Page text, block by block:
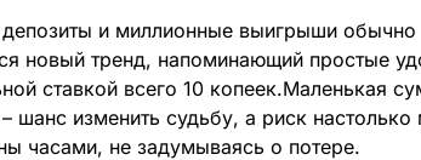
депозиты и миллионные выигрыши обычно
новый тренд, напоминающий простые
ставкой всего 10 копеек.Маленькая
шанс изменить судьбу, а риск настолько
часами, не задумываясь о потере.